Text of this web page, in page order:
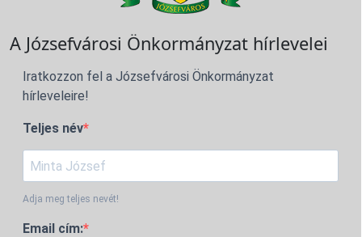
A Józsefvárosi Önkormányzat hírlevelei
Iratkozzon fel a Józsefvárosi Önkormányzat
hírleveleire!
Teljes név
Adja meg teljes nevét!
Email cím: